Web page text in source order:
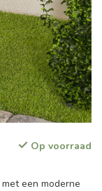
Op voorraad
een moderne